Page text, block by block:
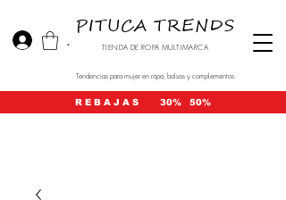
.
PITUCA TRENDS
TIENDA DE ROPA MULTIMARCA
Tendencias para mujer en ropa, bolsos y complementos
R E B A J A S 30% 50%